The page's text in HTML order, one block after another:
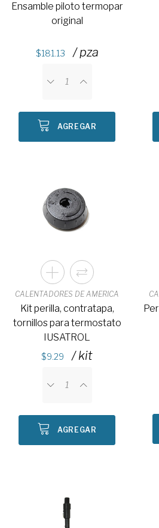
Ensamble piloto termopar
original
181.13 / pza
AGREGAR
CALENTADORES DE AMERICA
Kit perilla, contratapa,
tornillos para termostato
IUSATROL
9.29 / kit
AGREGAR